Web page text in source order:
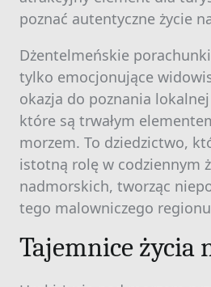
poznać autentyczne życie
Dżentelmeńskie
tylko emocjonujące
okazja do poznania
które są trwałym
morzem. To dziedzictwo,
istotną rolę w codziennym
nadmorskich, tworząc
tego malowniczego
Tajemnice życia